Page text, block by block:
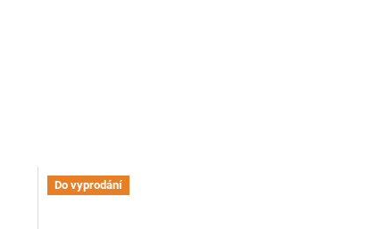
Do vyprodání